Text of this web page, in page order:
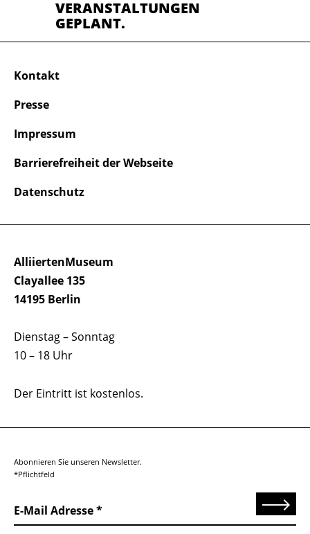
VERANSTALTUNGEN
GEPLANT.
AlliiertenMuseum
Clayallee 135
14195 Berlin
Dienstag – Sonntag
10 – 18 Uhr
Der Eintritt ist kostenlos.
Kontakt
Presse
Impressum
Barrierefreiheit der Webseite
Datenschutz
Abonnieren Sie unseren Newsletter.
*Pflichtfeld
E-Mail Adresse Senden